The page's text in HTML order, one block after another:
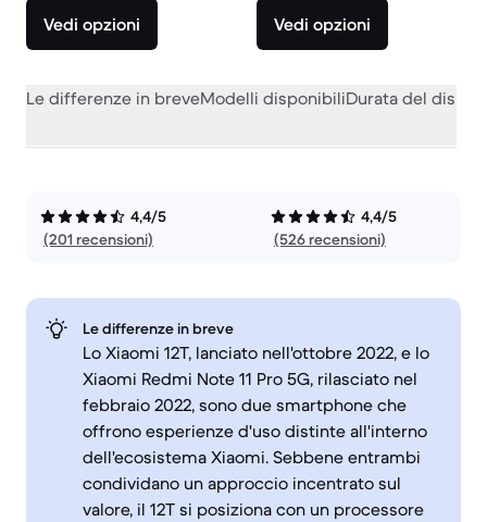
Vedi opzioni Vedi opzioni
Le differenze in breveModelli disponibiliDurata del
4,4/5
(201 recensioni)
4,4/5
(526 recensioni)
Le differenze in breve
Lo Xiaomi 12T, lanciato nell'ottobre 2022, e lo
Xiaomi Redmi Note 11 Pro 5G, rilasciato nel
febbraio 2022, sono due smartphone che
offrono esperienze d'uso distinte all'interno
dell'ecosistema Xiaomi. Sebbene entrambi
condividano un approccio incentrato sul
valore, il 12T si posiziona con un processore